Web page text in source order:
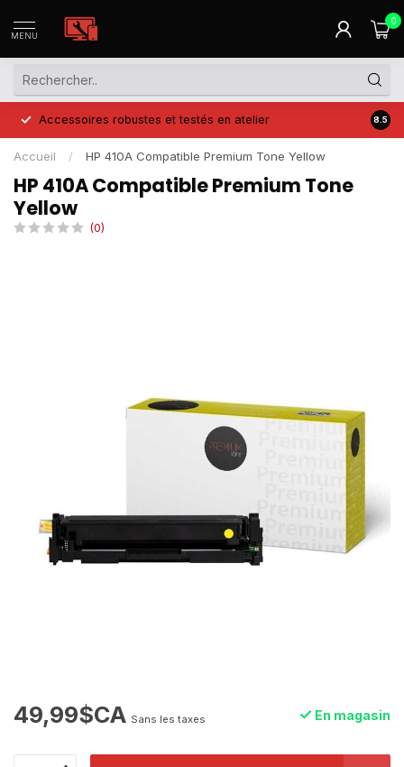
MENU
0
Accessoires robustes et testés en atelier Prix
8.5
Accueil / HP 410A Compatible Premium Tone Yellow
HP 410A Compatible Premium Tone
Yellow
(0)
49,99$CA Sans les taxes En magasin